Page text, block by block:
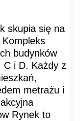
skupia się na
budynków
C i D. Każdy z
metrażu i
Rynek to